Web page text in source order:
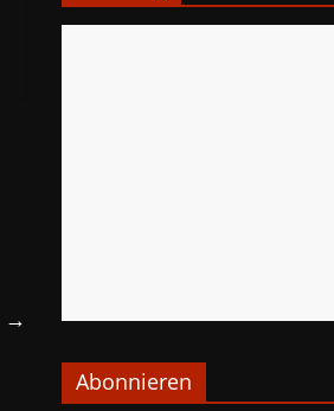
→
Abonnieren